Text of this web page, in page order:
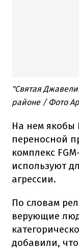
"Святая
районе / Фото
На нем якобы
переносной
комплекс
используют
агрессии.
По словам
верующие
добавили,